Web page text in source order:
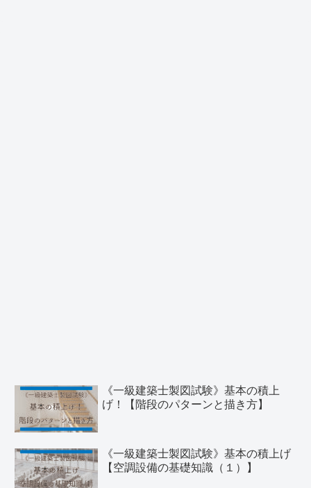
《一級建築士製図試験》基本の積上
げ！【階段のパターンと描き方】
《一級建築士製図試験》基本の積上げ
【空調設備の基礎知識（１）】